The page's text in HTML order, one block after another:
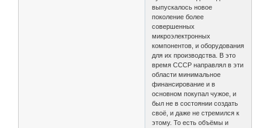
выпускалось новое
поколение более
совершенных
микроэлектронных
компонентов, и оборудования
для их производства. В это
время СССР направлял в эти
области минимальное
финансирование и в
основном покупал чужое, и
был не в состоянии создать
своё, и даже не стремился к
этому. То есть объёмы и